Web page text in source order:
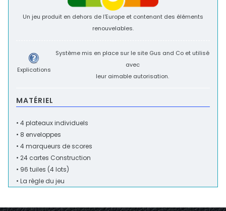
Un jeu produit en dehors de l'Europe et contenant des éléments
renouvelables.
Explications
Système mis en place sur le site Gus and Co et utilisé
avec
leur aimable autorisation.
MATÉRIEL
• 4 plateaux individuels
• 8 enveloppes
• 4 marqueurs de scores
• 24 cartes Construction
• 96 tuiles (4 lots)
• La règle du jeu